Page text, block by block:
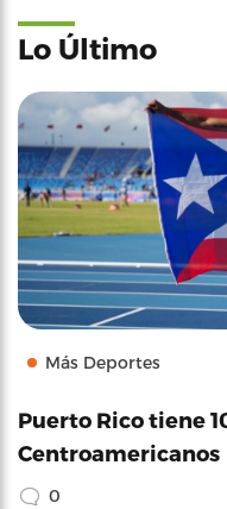
Lo Último
Más Deportes
Puerto Rico tiene
Centroamericanos
0